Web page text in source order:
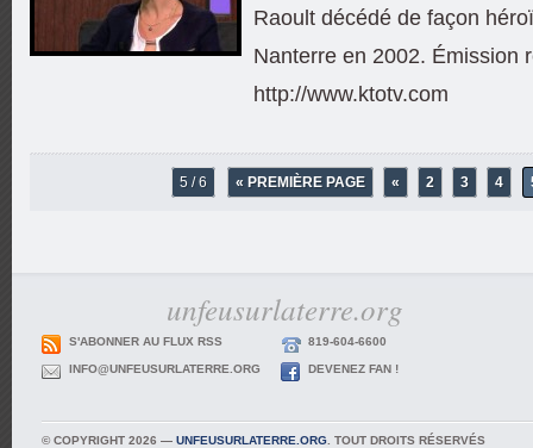
Raoult décédé de façon
Nanterre en 2002. Émission
http://www.ktotv.com
5 / 6 « PREMIÈRE PAGE « 2 3 4
unfeusurlaterre.org
S'ABONNER AU FLUX RSS 819-604-6600
INFO@UNFEUSURLATERRE.ORG DEVENEZ FAN !
© COPYRIGHT 2026 — UNFEUSURLATERRE.ORG . TOUT DROITS RÉSERVÉS